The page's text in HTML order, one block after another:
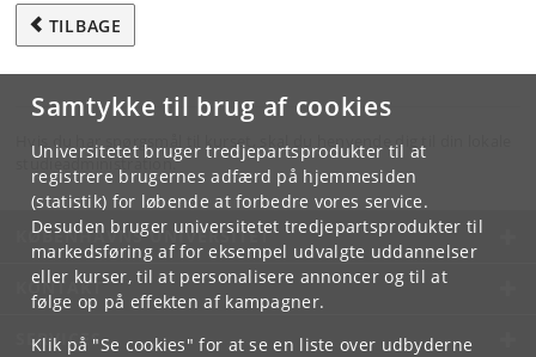
Samtykke til brug af cookies
Universitetet bruger tredjepartsprodukter til at
registrere brugernes adfærd på hjemmesiden
(statistik) for løbende at forbedre vores service.
Desuden bruger universitetet tredjepartsprodukter til
markedsføring af for eksempel udvalgte uddannelser
eller kurser, til at personalisere annoncer og til at
følge op på effekten af kampagner.
Klik på "Se cookies" for at se en liste over udbyderne
TILBAGE
Hvis du har spørgsmål til kurset, skal du henvende dig til din lokale
studieadministration.
KØBENHAVNS UNIVERSITET
KONTAKT
SERVICES